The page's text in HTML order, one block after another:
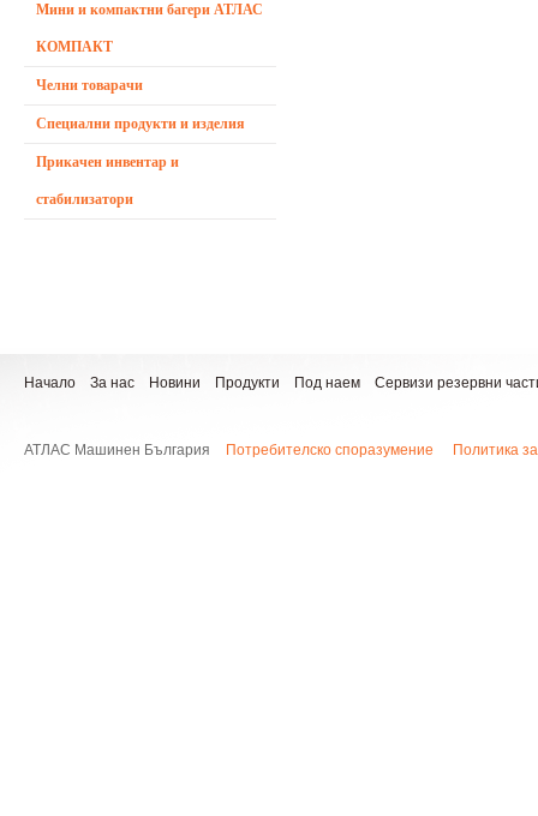
Мини и компактни багери АТЛАС
КОМПАКТ
Челни товарачи
Специални продукти и изделия
Прикачен инвентар и
стабилизатори
Начало За нас Новини Продукти Под наем Сервизи резервни
АТЛАС Машинен България Потребителско споразумение Политика